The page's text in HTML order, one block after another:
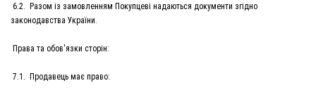
6.2. Разом із замовленням Покупцеві надаються документи згідно
законодавства України.
Права та обов'язки сторін:
7.1. Продавець має право: